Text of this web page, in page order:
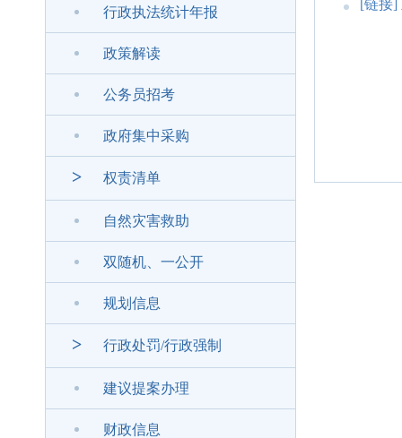
行政执法统计年报
政策解读
公务员招考
政府集中采购
> 权责清单
自然灾害救助
双随机、一公开
规划信息
> 行政处罚/行政强制
建议提案办理
财政信息
[链接]